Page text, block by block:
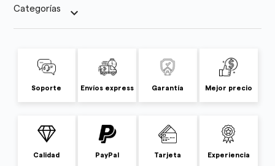
Categorías keyboard_arrow_down
Soporte Envíos express Garantía Mejor precio
Calidad PayPal Tarjeta Experiencia